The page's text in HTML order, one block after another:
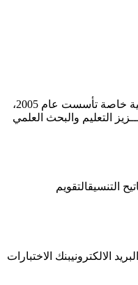
جامعة فلسطين – غزة، مؤسسة تعليمية خاصة تأسست عام 2005،
التعليم والبحث العلمي
التنسيقالتقويم
البريد الالكترونيبنك الاختبارات